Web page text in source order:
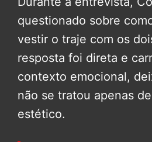
questionado sobre
vestir o traje com os dois
resposta foi direta e
contexto emocional,
não se tratou apenas
estético.